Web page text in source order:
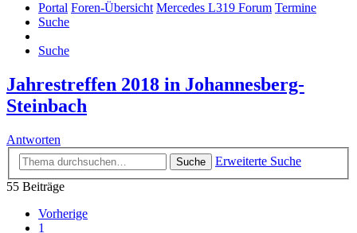
Portal Foren-Übersicht Mercedes L319 Forum Termine
Suche
Suche
Jahrestreffen 2018 in Johannesberg-
Steinbach
Antworten
Suche
Erweiterte Suche
55 Beiträge
Vorherige
1